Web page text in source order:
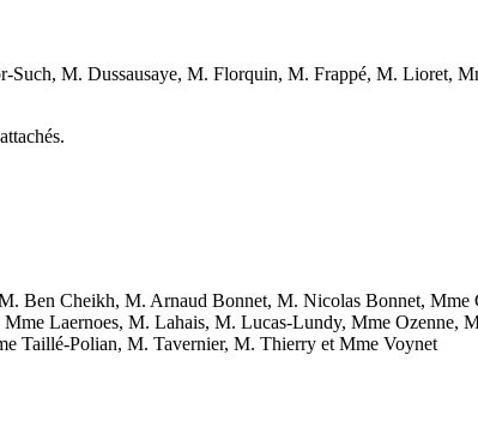
M. Dussausaye, M. Florquin, M. Frappé, M. Lioret,
Cheikh, M. Arnaud Bonnet, M. Nicolas Bonnet,
Laernoes, M. Lahais, M. Lucas-Lundy, Mme Ozenne,
Taillé-Polian, M. Tavernier, M. Thierry et Mme Voynet